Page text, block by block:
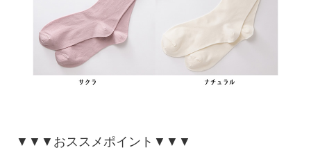
▼▼▼おススメポイント▼▼▼